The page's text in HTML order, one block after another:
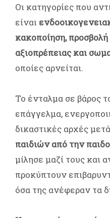
Οι κατηγορίες που
είναι
κακοποίηση,
αξιοπρέπειας και
οποίες αρνείται.
Το ένταλμα σε βάρος
επάγγελμα,
δικαστικές αρχές
παιδιών από την
μίλησε μαζί τους και
προκύπτουν
όσα της ανέφεραν τα